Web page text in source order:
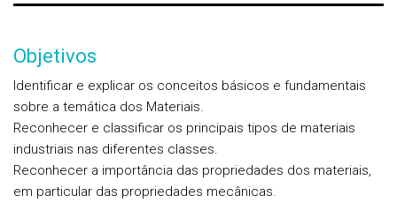
Objetivos
Identificar e explicar os conceitos básicos e fundamentais
sobre a temática dos Materiais.
Reconhecer e classificar os principais tipos de materiais
industriais nas diferentes classes.
Reconhecer a importância das propriedades dos materiais,
em particular das propriedades mecânicas.